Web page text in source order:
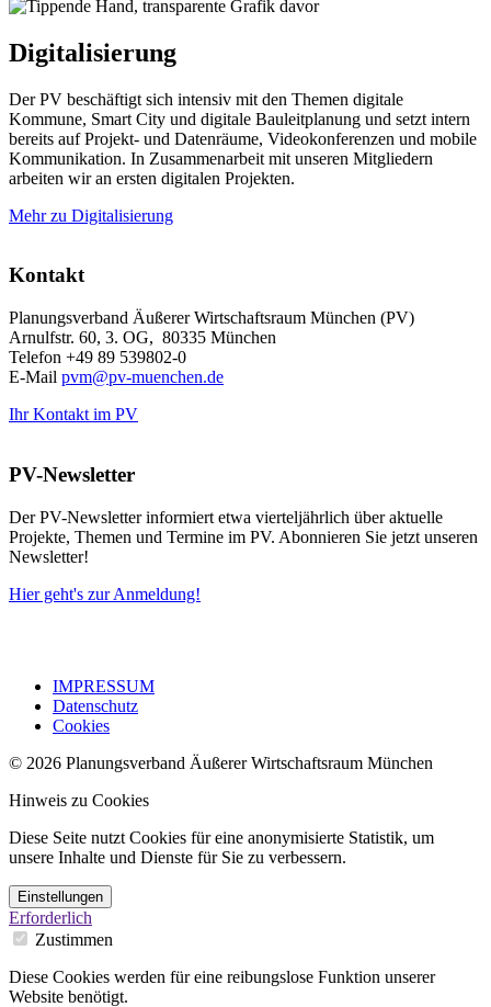
Digitalisierung
Der PV beschäftigt sich intensiv mit den Themen digitale
Kommune, Smart City und digitale Bauleitplanung und setzt intern
bereits auf Projekt- und Datenräume, Videokonferenzen und mobile
Kommunikation. In Zusammenarbeit mit unseren Mitgliedern
arbeiten wir an ersten digitalen Projekten.
Mehr zu Digitalisierung
Kontakt
Planungsverband Äußerer Wirtschaftsraum München (PV)
Arnulfstr. 60, 3. OG, 80335 München
Telefon +49 89 539802-0
E-Mail pvm@pv-muenchen.de
Ihr Kontakt im PV
PV-Newsletter
Der PV-Newsletter informiert etwa vierteljährlich über aktuelle
Projekte, Themen und Termine im PV. Abonnieren Sie jetzt unseren
Newsletter!
Hier geht's zur Anmeldung!
IMPRESSUM
Datenschutz
Cookies
© 2026 Planungsverband Äußerer Wirtschaftsraum München
Hinweis zu Cookies
Diese Seite nutzt Cookies für eine anonymisierte Statistik, um
unsere Inhalte und Dienste für Sie zu verbessern.
Einstellungen
Erforderlich
Zustimmen
Diese Cookies werden für eine reibungslose Funktion unserer
Website benötigt.